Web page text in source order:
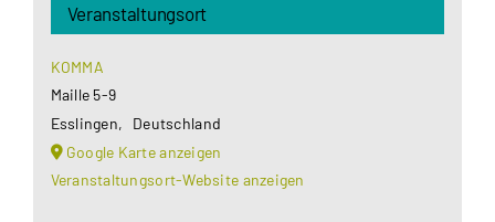
Veranstaltungsort
KOMMA
Maille 5-9
Esslingen,
Deutschland
Google Karte anzeigen
Veranstaltungsort-Website anzeigen